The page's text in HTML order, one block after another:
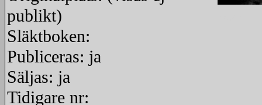
publikt)
Släktboken:
Publiceras: ja
Säljas: ja
Tidigare nr: